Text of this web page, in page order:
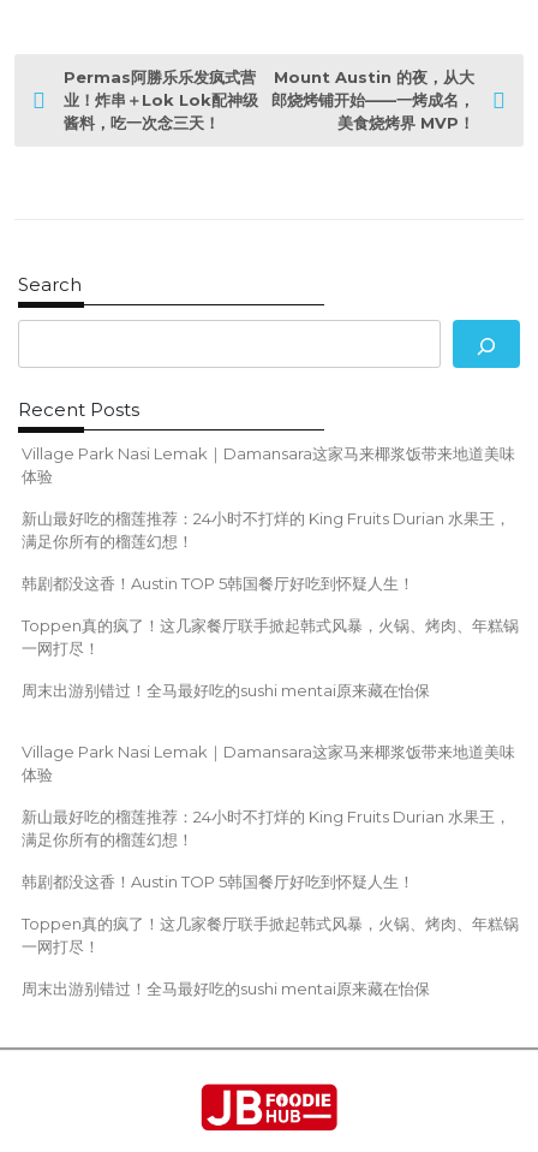
o
g
a
t
n
Permas阿勝乐乐发疯式营
业！炸串＋Lok Lok配神级
酱料，吃一次念三天！
Mount Austin 的夜，从大
郎烧烤铺开始——一烤成名，
美食烧烤界 MVP！
Search
Recent Posts
Village Park Nasi Lemak｜Damansara这家马来椰浆饭带来地道美味
体验
新山最好吃的榴莲推荐：24小时不打烊的 King Fruits Durian 水果王，
满足你所有的榴莲幻想！
韩剧都没这香！Austin TOP 5韩国餐厅好吃到怀疑人生！
Toppen真的疯了！这几家餐厅联手掀起韩式风暴，火锅、烤肉、年糕锅
一网打尽！
周末出游别错过！全马最好吃的sushi mentai原来藏在怡保
Village Park Nasi Lemak｜Damansara这家马来椰浆饭带来地道美味
体验
新山最好吃的榴莲推荐：24小时不打烊的 King Fruits Durian 水果王，
满足你所有的榴莲幻想！
韩剧都没这香！Austin TOP 5韩国餐厅好吃到怀疑人生！
Toppen真的疯了！这几家餐厅联手掀起韩式风暴，火锅、烤肉、年糕锅
一网打尽！
周末出游别错过！全马最好吃的sushi mentai原来藏在怡保